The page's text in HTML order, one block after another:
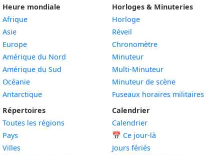
Heure mondiale
Afrique
Asie
Europe
Amérique du Nord
Amérique du Sud
Océanie
Antarctique
Répertoires
Toutes les régions
Pays
Villes
Horloges & Minuteries
Horloge
Réveil
Chronomètre
Minuteur
Multi-Minuteur
Minuteur de scène
Fuseaux horaires militaires
Calendrier
Calendrier
📅 Ce jour-là
Jours fériés